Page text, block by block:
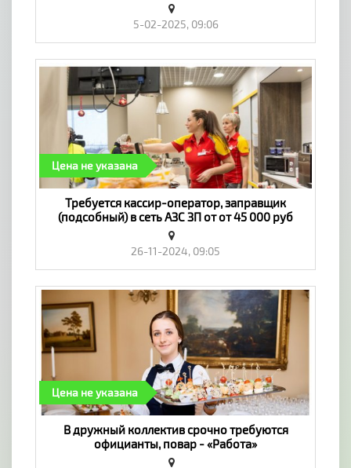
5-02-2025, 09:06
Цена не указана
Требуется кассир-оператор, заправщик
(подсобный) в сеть АЗС ЗП от от 45 000 руб
(отпуск, больничный) - «Работа»
26-11-2024, 09:05
Цена не указана
В дружный коллектив срочно требуются
официанты, повар - «Работа»